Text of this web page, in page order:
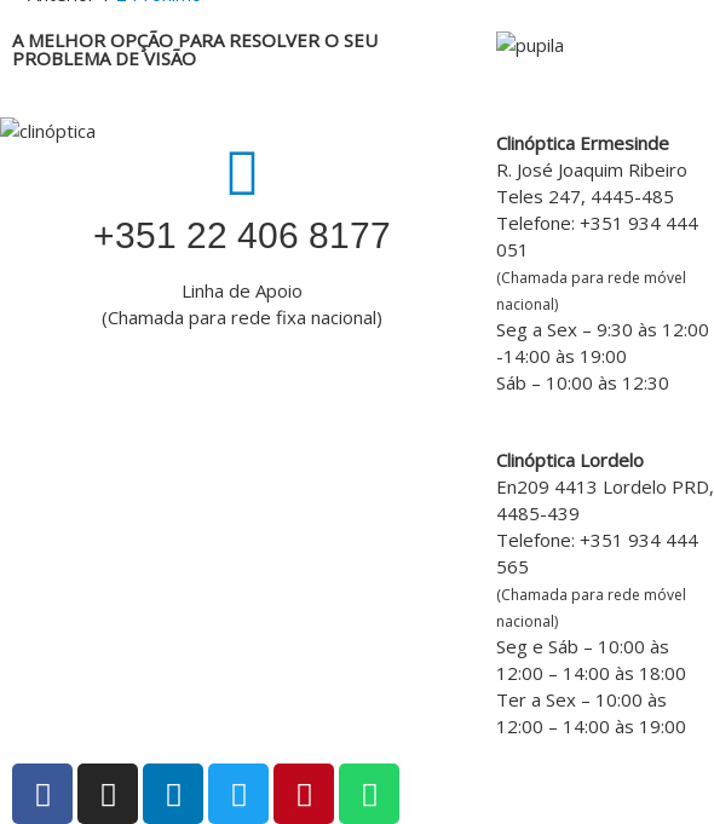
A MELHOR OPÇÃO PARA RESOLVER O SEU
PROBLEMA DE VISÃO
‎+351 22 406 8177
Linha de Apoio
(Chamada para rede fixa nacional)
Clinóptica Ermesinde
R. José Joaquim Ribeiro
Teles 247, 4445-485
Telefone: +351 934 444
051
(Chamada para rede móvel
nacional)
Seg a Sex – 9:30 às 12:00
-14:00 às 19:00
Sáb – 10:00 às 12:30
Clinóptica Lordelo
En209 4413 Lordelo PRD,
4485-439
Telefone: +351 934 444
565
(Chamada para rede móvel
nacional)
Seg e Sáb – 10:00 às
12:00 – 14:00 às 18:00
Ter a Sex – 10:00 às
12:00 – 14:00 às 19:00